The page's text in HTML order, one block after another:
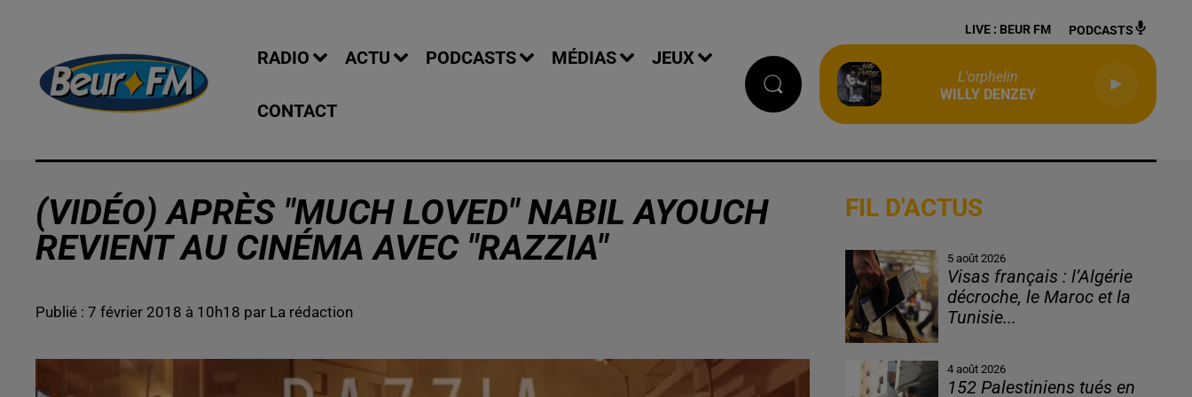
RADIO ACTU PODCASTS MÉDIAS JEUX
CONTACT
LIVE : BEUR FM PODCASTS
L'orphelin
WILLY DENZEY
(VIDÉO) APRÈS "MUCH LOVED" NABIL AYOUCH
REVIENT AU CINÉMA AVEC "RAZZIA"
Publié : 7 février 2018 à 10h18 par La rédaction
FIL D'ACTUS
5 août 2026
Visas français : l’Algérie
décroche, le Maroc et la
Tunisie...
4 août 2026
152 Palestiniens tués en